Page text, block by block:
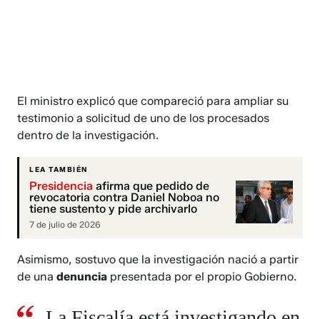
El ministro explicó que compareció para ampliar su
testimonio a solicitud de uno de los procesados
dentro de la investigación.
LEA TAMBIÉN
Presidencia afirma que pedido de
revocatoria contra Daniel Noboa no
tiene sustento y pide archivarlo
7 de julio de 2026
Asimismo, sostuvo que la investigación nació a partir
de unadenuncia presentada por el propio Gobierno.